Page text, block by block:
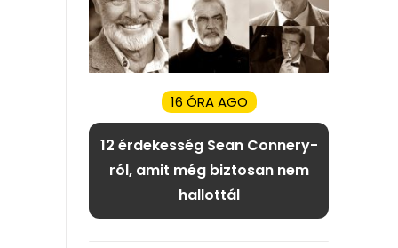
16 ÓRA AGO
12 érdekesség Sean Connery-
ról, amit még biztosan nem
hallottál